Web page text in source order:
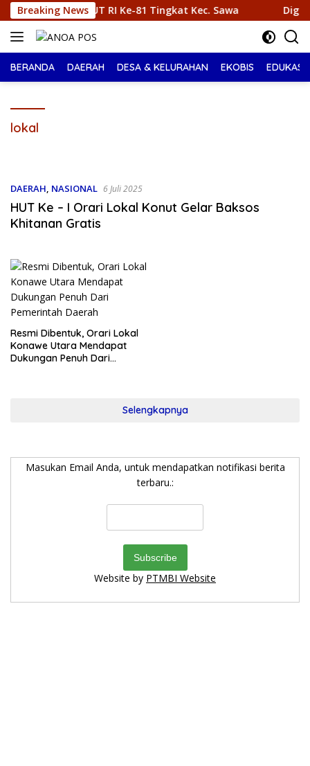
Langsung
ke
konten
Breaking News
HUT RI Ke-81 Tingkat Kec. Sawa Digagas Karang
BERANDA DAERAH DESA & KELURAHAN EKOBIS EDUKASI
lokal
DAERAH, NASIONAL 6 Juli 2025
HUT Ke – I Orari Lokal Konut Gelar Baksos
Khitanan Gratis
Resmi Dibentuk, Orari Lokal
Konawe Utara Mendapat
Dukungan Penuh Dari
Selengkapnya
Masukan Email Anda, untuk mendapatkan notifikasi berita
terbaru.:
Website by PTMBI Website